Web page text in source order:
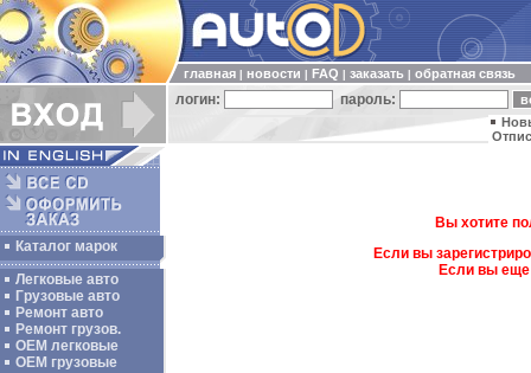
главная новости FAQ заказать обратная связь
логин: пароль:
Каталог марок
Легковые авто
Грузовые авто
Ремонт авто
Ремонт грузов.
ОЕМ легковые
OEM грузовые
Вы хотите
Если вы
Если вы еще